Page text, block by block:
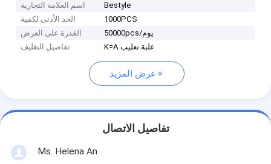
اسم العلامة التجارية
Bestyle
الحد الأدنى لكمية
1000PCS
القدرة على العرض
50000pcs/يوم
تفاصيل التغليف
K=A علبة تعليب
عرض المزيد
تفاصيل الاتصال
Ms. Helena An